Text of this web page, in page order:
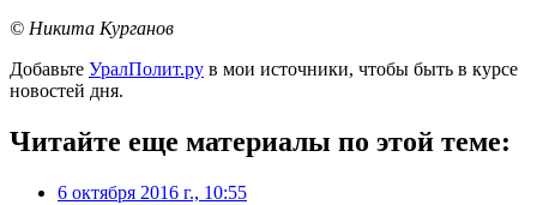
© Никита Курганов
Добавьте УралПолит.ру в мои источники, чтобы быть в курсе
новостей дня.
Читайте еще материалы по этой теме:
6 октября 2016 г., 10:55